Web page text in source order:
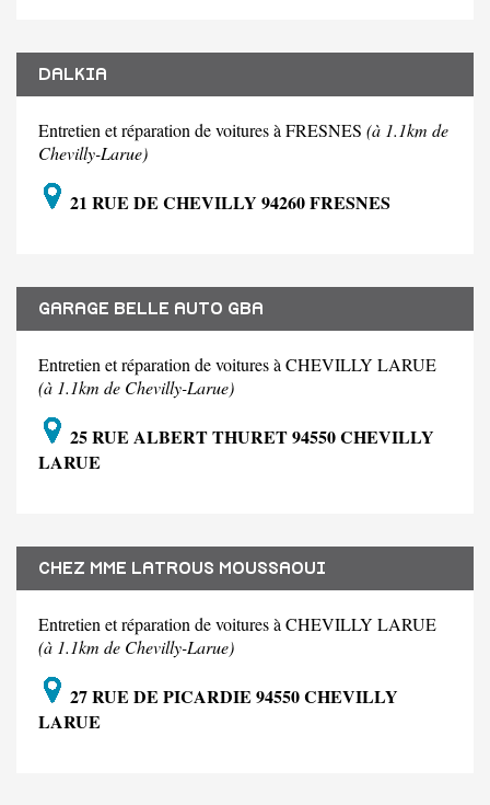
DALKIA
Entretien et réparation de voitures à FRESNES (à 1.1km de
Chevilly-Larue)
21 RUE DE CHEVILLY 94260 FRESNES
GARAGE BELLE AUTO GBA
Entretien et réparation de voitures à CHEVILLY LARUE
(à 1.1km de Chevilly-Larue)
25 RUE ALBERT THURET 94550 CHEVILLY
LARUE
CHEZ MME LATROUS MOUSSAOUI
Entretien et réparation de voitures à CHEVILLY LARUE
(à 1.1km de Chevilly-Larue)
27 RUE DE PICARDIE 94550 CHEVILLY
LARUE